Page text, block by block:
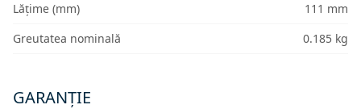
Lățime (mm)
111 mm
Greutatea nominală
0.185 kg
GARANȚIE